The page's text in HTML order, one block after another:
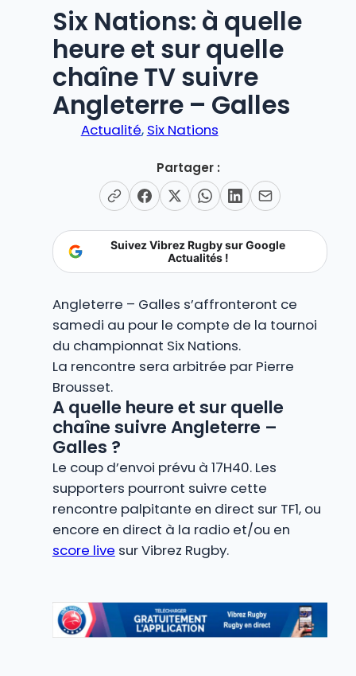
Six Nations: à quelle
heure et sur quelle
chaîne TV suivre
Angleterre – Galles
Actualité, Six Nations
Partager :
Suivez Vibrez Rugby sur Google
Actualités !
Angleterre – Galles s’affronteront ce
samedi au pour le compte de la tournoi
du championnat Six Nations.
La rencontre sera arbitrée par Pierre
Brousset.
A quelle heure et sur quelle
chaîne suivre Angleterre –
Galles ?
Le coup d’envoi prévu à 17H40. Les
supporters pourront suivre cette
rencontre palpitante en direct sur TF1, ou
encore en direct à la radio et/ou en
score live sur Vibrez Rugby.